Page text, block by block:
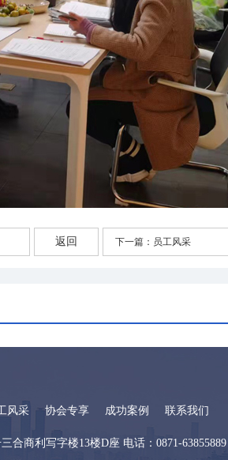
返回 下一篇： 员工风采
风采 协会专享 成功案例 联系我们
合商利写字楼13楼D座 电话：0871-63855889